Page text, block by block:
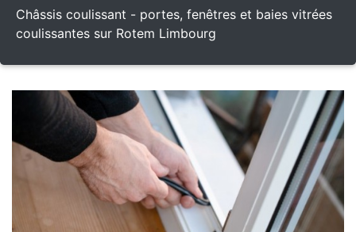
Châssis coulissant - portes, fenêtres et baies vitrées
coulissantes sur Rotem Limbourg